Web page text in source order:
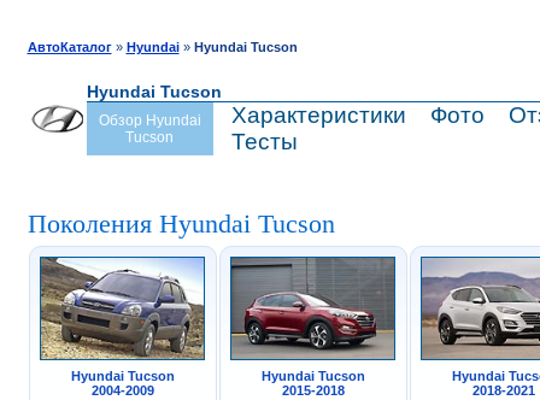
ПРОДАЖА
АвтоКаталог» Hyundai» Hyundai Tucson
Hyundai Tucson
Обзор Hyundai
Tucson
Характеристики Фото
Тесты
Поколения Hyundai Tucson
Hyundai Tucson
2004-2009
Hyundai Tucson
2015-2018
Hyundai
2018-2021